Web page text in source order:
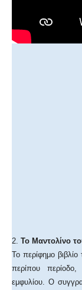
2. Το Μαντολίνο
Το περίφημο βιβλίο
περίπου
εμφυλίου. Ο